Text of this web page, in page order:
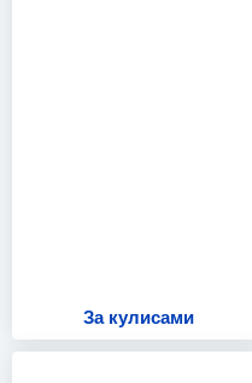
За кулисами